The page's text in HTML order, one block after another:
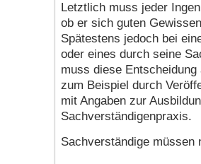
Letztlich muss jeder
ob er sich guten
Spätestens jedoch bei
oder eines durch seine
muss diese
zum Beispiel durch
mit Angaben zur
Sachverständigenpraxis.
Sachverständige müssen